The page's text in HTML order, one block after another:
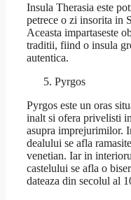
Insula Therasia este
petrece o zi insorita in
Aceasta impartaseste
traditii, fiind o insula
autentica.
Pyrgos
Pyrgos este un oras
inalt si ofera privelisti
asupra imprejurimilor.
dealului se afla
venetian. Iar in
castelului se afla o
dateaza din secolul al